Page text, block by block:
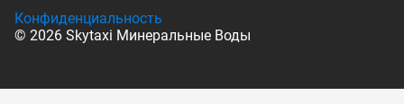
© 2026 Skytaxi Минеральные Воды
Конфиденциальность